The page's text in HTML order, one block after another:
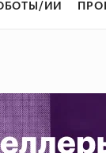
ИИ